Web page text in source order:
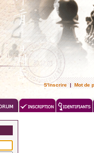
S'inscrire|Mot de